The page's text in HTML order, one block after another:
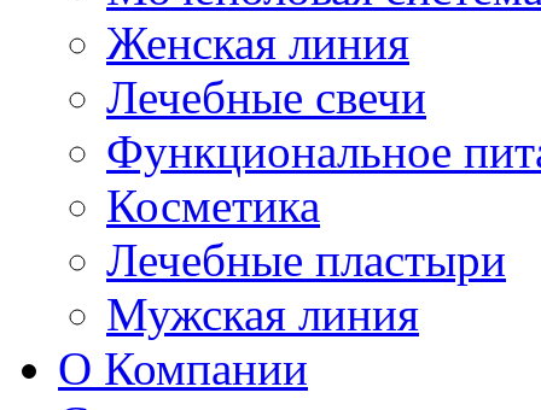
Женская линия
Лечебные свечи
Функциональное
Косметика
Лечебные пластыри
Мужская линия
О Компании